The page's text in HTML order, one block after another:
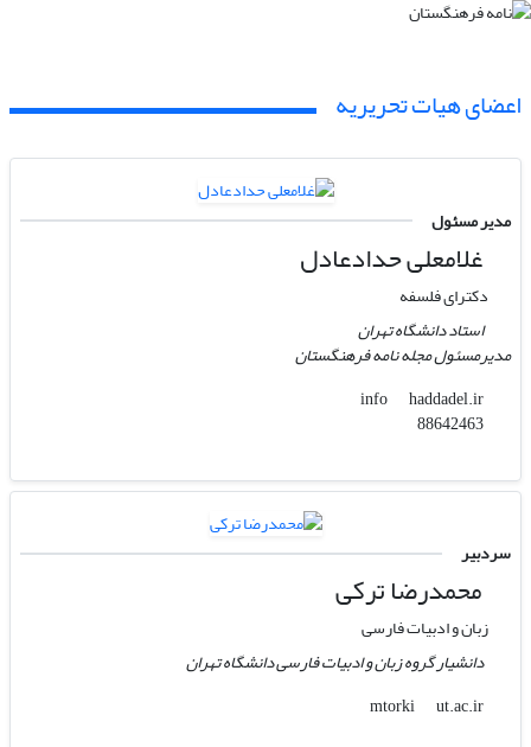
اعضای هیات تحریریه
مدیر مسئول
غلامعلی حدادعادل
دکترای فلسفه
استاد دانشگاه تهران
مدیرمسئول مجله نامه فرهنگستان
info
haddadel.ir
88642463
سردبیر
محمدرضا ترکی
زبان و ادبیات فارسی
دانشیار گروه زبان و ادبیات فارسی دانشگاه تهران
mtorki
ut.ac.ir